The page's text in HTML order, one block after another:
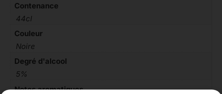
Contenance
44cl
Couleur
Noire
Degré d'alcool
5%
Notes aromatiques